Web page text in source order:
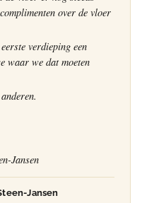
over de vloer
verdieping een
waar we dat moeten
Jansen
Jansen